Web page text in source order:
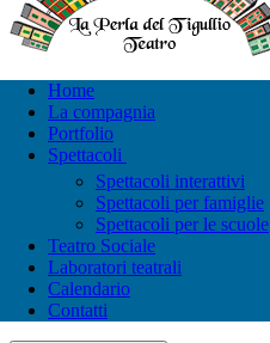
Home
La compagnia
Portfolio
Spettacoli
Spettacoli interattivi
Spettacoli per famiglie
Spettacoli per le scuole
Teatro Sociale
Laboratori teatrali
Calendario
Contatti